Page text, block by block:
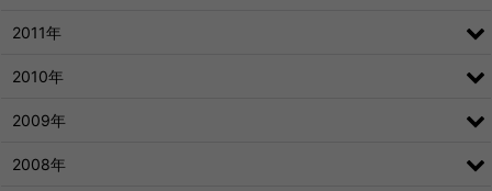
2011年
2010年
2009年
2008年